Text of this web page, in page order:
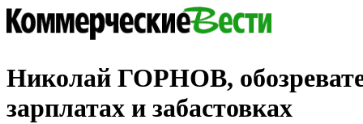
Николай ГОРНОВ,
зарплатах и забастовках